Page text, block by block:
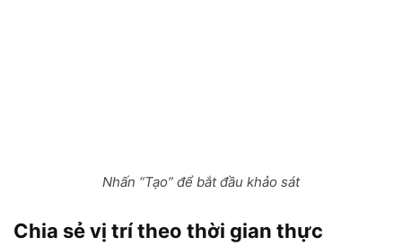
Nhấn “Tạo” để bắt đầu khảo sát
Chia sẻ vị trí theo thời gian thực